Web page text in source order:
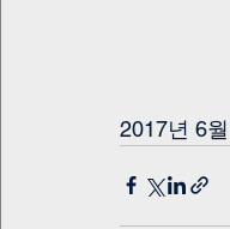
2017년 6